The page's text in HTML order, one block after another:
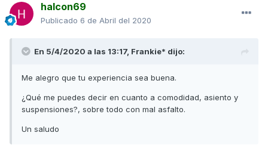
halcon69
Publicado 6 de Abril del 2020
En 5/4/2020 a las 13:17, Frankie* dijo:
Me alegro que tu experiencia sea buena.
¿Qué me puedes decir en cuanto a comodidad, asiento y
suspensiones?, sobre todo con mal asfalto.
Un saludo